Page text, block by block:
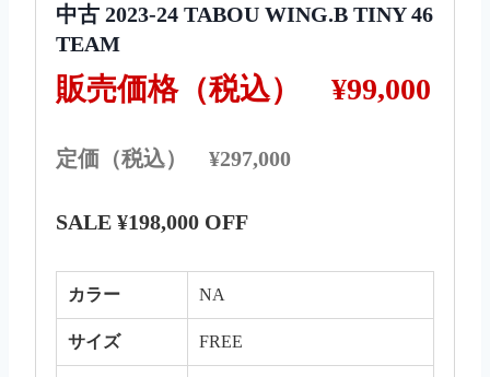
中古 2023-24 TABOU WING.B TINY 46
TEAM
販売価格（税込） ¥99,000
定価（税込） ¥297,000
SALE ¥198,000 OFF
カラー NA
サイズ FREE